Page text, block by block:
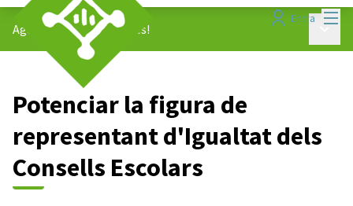
Entra
Agenda 2030/Propostes!
Potenciar la figura de
representant d'Igualtat dels
Consells Escolars